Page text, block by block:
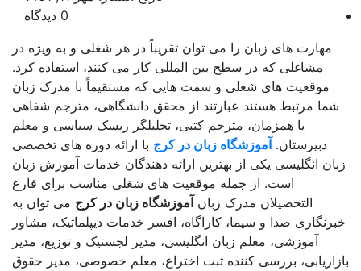
مهارت های زبان را می توان تقریباً در هر شغلی و به ویژه در
مشاغلی که در سطح بین المللی کار می کنند، استفاده کرد.
موقعیت های شغلی و سمت هایی که مستقیماً با مدرک زبان
مرتبط هستند عبارتند از محقق دانشگاهی، مترجم شفاهی
یا همزمان، مترجم کتبی، تحلیلگر ریسک سیاسی و معلم
دبیرستان.آموزشگاه زبان در کرج با ارائه دوره های تخصصی
انگلیسی یکی از بهترین ارائه دهندگان خدمات آموزش زبان
است. از جمله موقعیت های شغلی مناسب برای فارغ
التحصیلان مدرک زبان آموزشگاه زبان در کرج می توان به
صدا و سیما، کاراگاه، افسر خدمات دیپلماتیک، مشاور
آموزشی، معلم زبان انگلیسی، مدیر لجستیک و توزیع، مدیر
بررسی کننده ثبت اختراع، معلم خصوصی، مدیر حقوق